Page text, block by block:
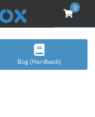
0
Bog (Hardback)